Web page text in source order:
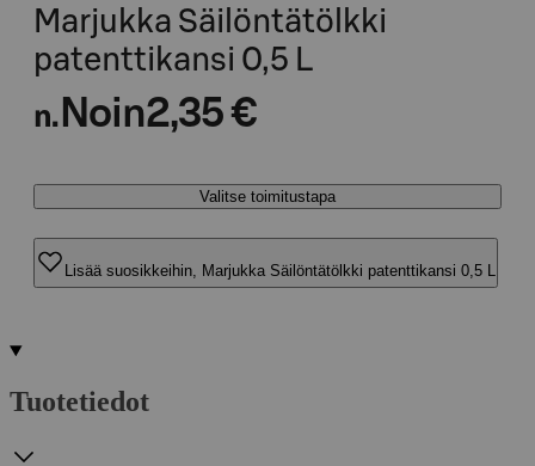
Marjukka Säilöntätölkki
patenttikansi 0,5 L
n. Noin2,35 €
Valitse toimitustapa
Lisää suosikkeihin, Marjukka Säilöntätölkki patenttikansi 0,5 L
Tuotetiedot